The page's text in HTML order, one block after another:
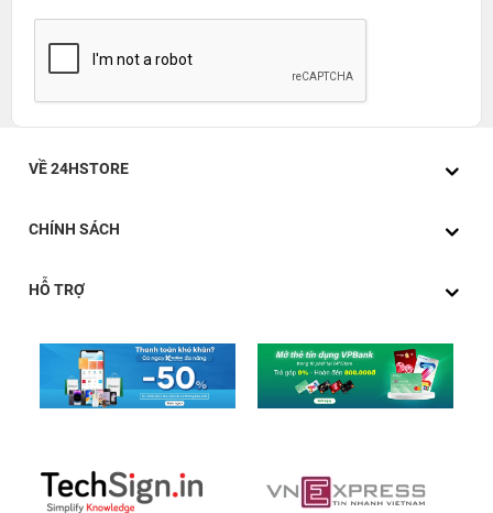
VỀ 24HSTORE
CHÍNH SÁCH
HỖ TRỢ